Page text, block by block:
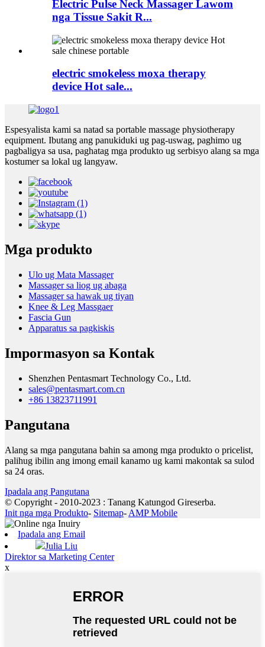
Electric Pulse Neck Massager Lawom
nga Tissue Sakit R...
electric smokeless moxa therapy
device Hot sale...
Espesyalista kami sa natad sa portable massage physiotherapy
equipment. Ibutang ang panukiduki ug pag-uswag, paghimo ug
pagbaligya sa usa, paghatag mga produkto ug serbisyo alang sa mga
kostumer sa lokal ug langyaw.
Mga produkto
Ulo ug Mata Massager
Massager sa liog ug abaga
Massager sa hawak ug tiyan
Knee & Leg Massgaer
Fascia Gun
Apparatus sa pagkiskis
Impormasyon sa Kontak
Shenzhen Pentasmart Technology Co., Ltd.
sales@pentasmart.com.cn
+86 13823711991
Pangutana
Alang sa mga pangutana bahin sa among mga produkto o pricelist,
palihug ibilin ang imong email kanamo ug kami makontak sa sulod
sa 24 oras.
Ipadala ang Pangutana
© Copyright - 2010-2023 : Tanang Katungod Gireserba.
Init nga mga Produkto- Sitemap- AMP Mobile
Ipadala ang Email
Julia Liu
Direktor sa Marketing Center
x